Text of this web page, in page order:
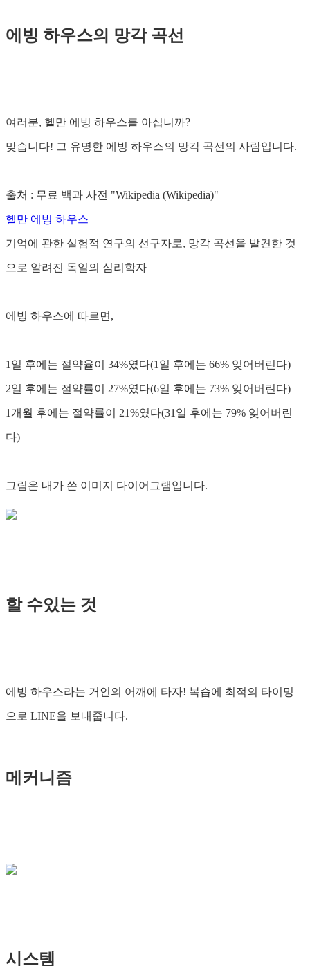
에빙 하우스의 망각 곡선
여러분, 헬만 에빙 하우스를 아십니까?
맞습니다! 그 유명한 에빙 하우스의 망각 곡선의 사람입니다.
출처 : 무료 백과 사전 "Wikipedia (Wikipedia)"
헬만 에빙 하우스
기억에 관한 실험적 연구의 선구자로, 망각 곡선을 발견한 것
으로 알려진 독일의 심리학자
에빙 하우스에 따르면,
1일 후에는 절약율이 34%였다(1일 후에는 66% 잊어버린다)
2일 후에는 절약률이 27%였다(6일 후에는 73% 잊어버린다)
1개월 후에는 절약률이 21%였다(31일 후에는 79% 잊어버린
다)
그림은 내가 쓴 이미지 다이어그램입니다.
할 수있는 것
에빙 하우스라는 거인의 어깨에 타자! 복습에 최적의 타이밍
으로 LINE을 보내줍니다.
메커니즘
시스템